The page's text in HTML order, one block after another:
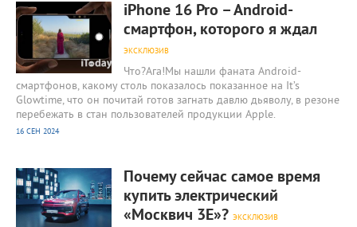
iPhone 16 Pro – Android-
смартфон, которого я ждал
ЭКСКЛЮЗИВ
Что?Ага!Мы нашли фаната Android-
смартфонов, какому столь показалось показанное на It’s
Glowtime, что он почитай готов загнать давлю дьяволу, в резоне
перебежать в стан пользователей продукции Apple.
16 СЕН 2024
Почему сейчас самое время
купить электрический
«Москвич 3Е»? ЭКСКЛЮЗИВ